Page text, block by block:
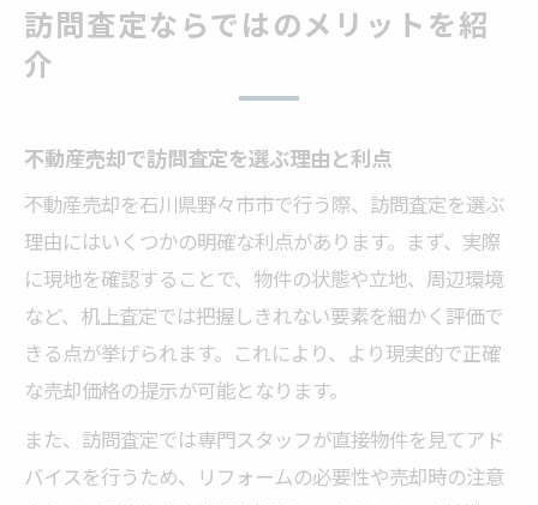
訪問査定ならではのメリットを紹
介
不動産売却で訪問査定を選ぶ理由と利点
不動産売却を石川県野々市市で行う際、訪問査定を選ぶ
理由にはいくつかの明確な利点があります。まず、実際
に現地を確認することで、物件の状態や立地、周辺環境
など、机上査定では把握しきれない要素を細かく評価で
きる点が挙げられます。これにより、より現実的で正確
な売却価格の提示が可能となります。
また、訪問査定では専門スタッフが直接物件を見てアド
バイスを行うため、リフォームの必要性や売却時の注意